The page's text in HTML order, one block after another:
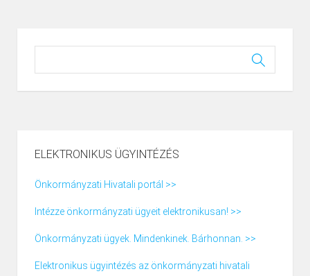
ELEKTRONIKUS ÜGYINTÉZÉS
Önkormányzati Hivatali portál >>
Intézze önkormányzati ügyeit elektronikusan! >>
Önkormányzati ügyek. Mindenkinek. Bárhonnan. >>
Elektronikus ügyintézés az önkormányzati hivatali